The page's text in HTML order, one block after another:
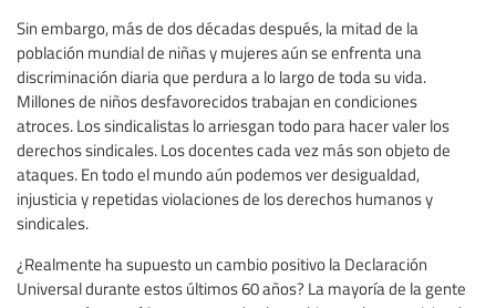
Sin embargo, más de dos décadas después, la mitad de la
población mundial de niñas y mujeres aún se enfrenta una
discriminación diaria que perdura a lo largo de toda su vida.
Millones de niños desfavorecidos trabajan en condiciones
atroces. Los sindicalistas lo arriesgan todo para hacer valer los
derechos sindicales. Los docentes cada vez más son objeto de
ataques. En todo el mundo aún podemos ver desigualdad,
injusticia y repetidas violaciones de los derechos humanos y
sindicales.
¿Realmente ha supuesto un cambio positivo la Declaración
Universal durante estos últimos 60 años? La mayoría de la gente